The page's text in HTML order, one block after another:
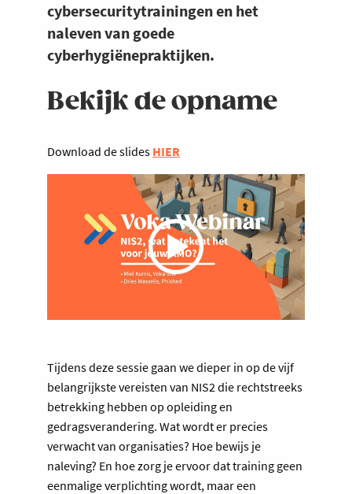
cybersecuritytrainingen en het
naleven van goede
cyberhygiënepraktijken.
Bekijk de opname
Download de slides HIER
Tijdens deze sessie gaan we dieper in op de vijf
belangrijkste vereisten van NIS2 die rechtstreeks
betrekking hebben op opleiding en
gedragsverandering. Wat wordt er precies
verwacht van organisaties? Hoe bewijs je
naleving? En hoe zorg je ervoor dat training geen
eenmalige verplichting wordt, maar een